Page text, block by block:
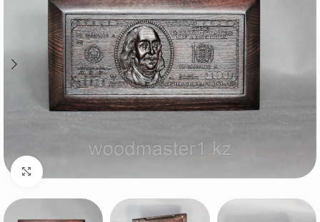
Нажмите, чтобы увеличить